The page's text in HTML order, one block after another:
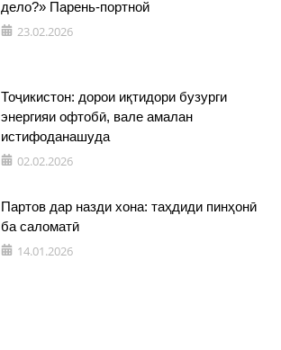
дело?» Парень-портной
23.02.2026
Тоҷикистон: дорои иқтидори бузурги
энергияи офтобӣ, вале амалан
истифоданашуда
02.02.2026
Партов дар назди хона: таҳдиди пинҳонӣ
ба саломатӣ
14.01.2026